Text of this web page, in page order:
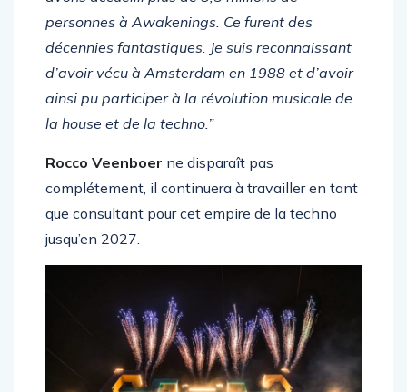
avons accueilli plus de 3,5 millions de
personnes à Awakenings. Ce furent des
décennies fantastiques. Je suis reconnaissant
d’avoir vécu à Amsterdam en 1988 et d’avoir
ainsi pu participer à la révolution musicale de
Rocco Veenboer ne disparaît pas
complétement, il continuera à travailler en tant
que consultant pour cet empire de la techno